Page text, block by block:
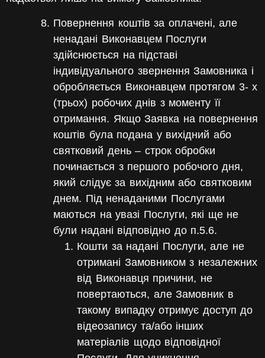
Повернення коштів за оплачені, але
ненадані Виконавцем Послуги
здійснюється на підставі
індивідуального звернення Замовника і
обробляється Виконавцем протягом 3- х
(трьох) робочих днів з моменту її
отримання. Якщо Заявка на повернення
коштів була подана у вихідний або
святковий день – строк обробки
починається з першого робочого дня,
який слідує за вихідним або святковим
днем. Під ненаданими Послугами
маються на увазі Послуги, які ще не
були надані відповідно до п.5.6.
Кошти за надані Послуги, але не
отримані Замовником з незалежних
від Виконавця причини, не
повертаються, але Замовник в
такому випадку отримує доступ до
відеозапису та/або інших
матеріалів щодо відповідної